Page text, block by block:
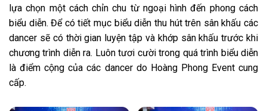
lựa chọn một cách chỉn chu từ ngoại hình đến phong cách
biểu diễn. Để có tiết mục biểu diễn thu hút trên sân khấu các
dancer sẽ có thời gian luyện tập và khớp sân khấu trước khi
chương trình diễn ra. Luôn tươi cười trong quá trình biểu diễn
là điểm cộng của các dancer do Hoàng Phong Event cung
cấp.